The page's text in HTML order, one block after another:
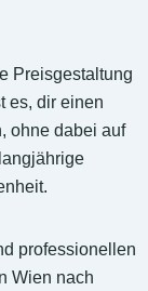
Preisgestaltung
es, dir einen
ohne dabei auf
professionellen
Wien nach